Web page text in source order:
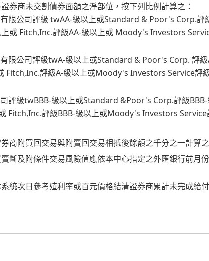
券商未交割債券面額之淨部位，按下列比例計算之：
限公司評級 twAA-級以上或Standard & Poor's Corp.評
或 Fitch,Inc.評級AA-級以上或 Moody's Investors
限公司評級twA-級以上或Standard & Poor's Corp. 評
Fitch,Inc.評級A-級以上或Moody's Investors Service評
評級twBBB-級以上或Standard &Poor's Corp.評級
Fitch,Inc.評級BBB-級以上或Moody's Investors
商附買回交易與附賣回交易相抵後餘額之千分之一計算之
斷及附條件交易風險值應依本中心指定之外匯銀行前月
統次日參考殖利率或百元價格結清證券商累計未完成給